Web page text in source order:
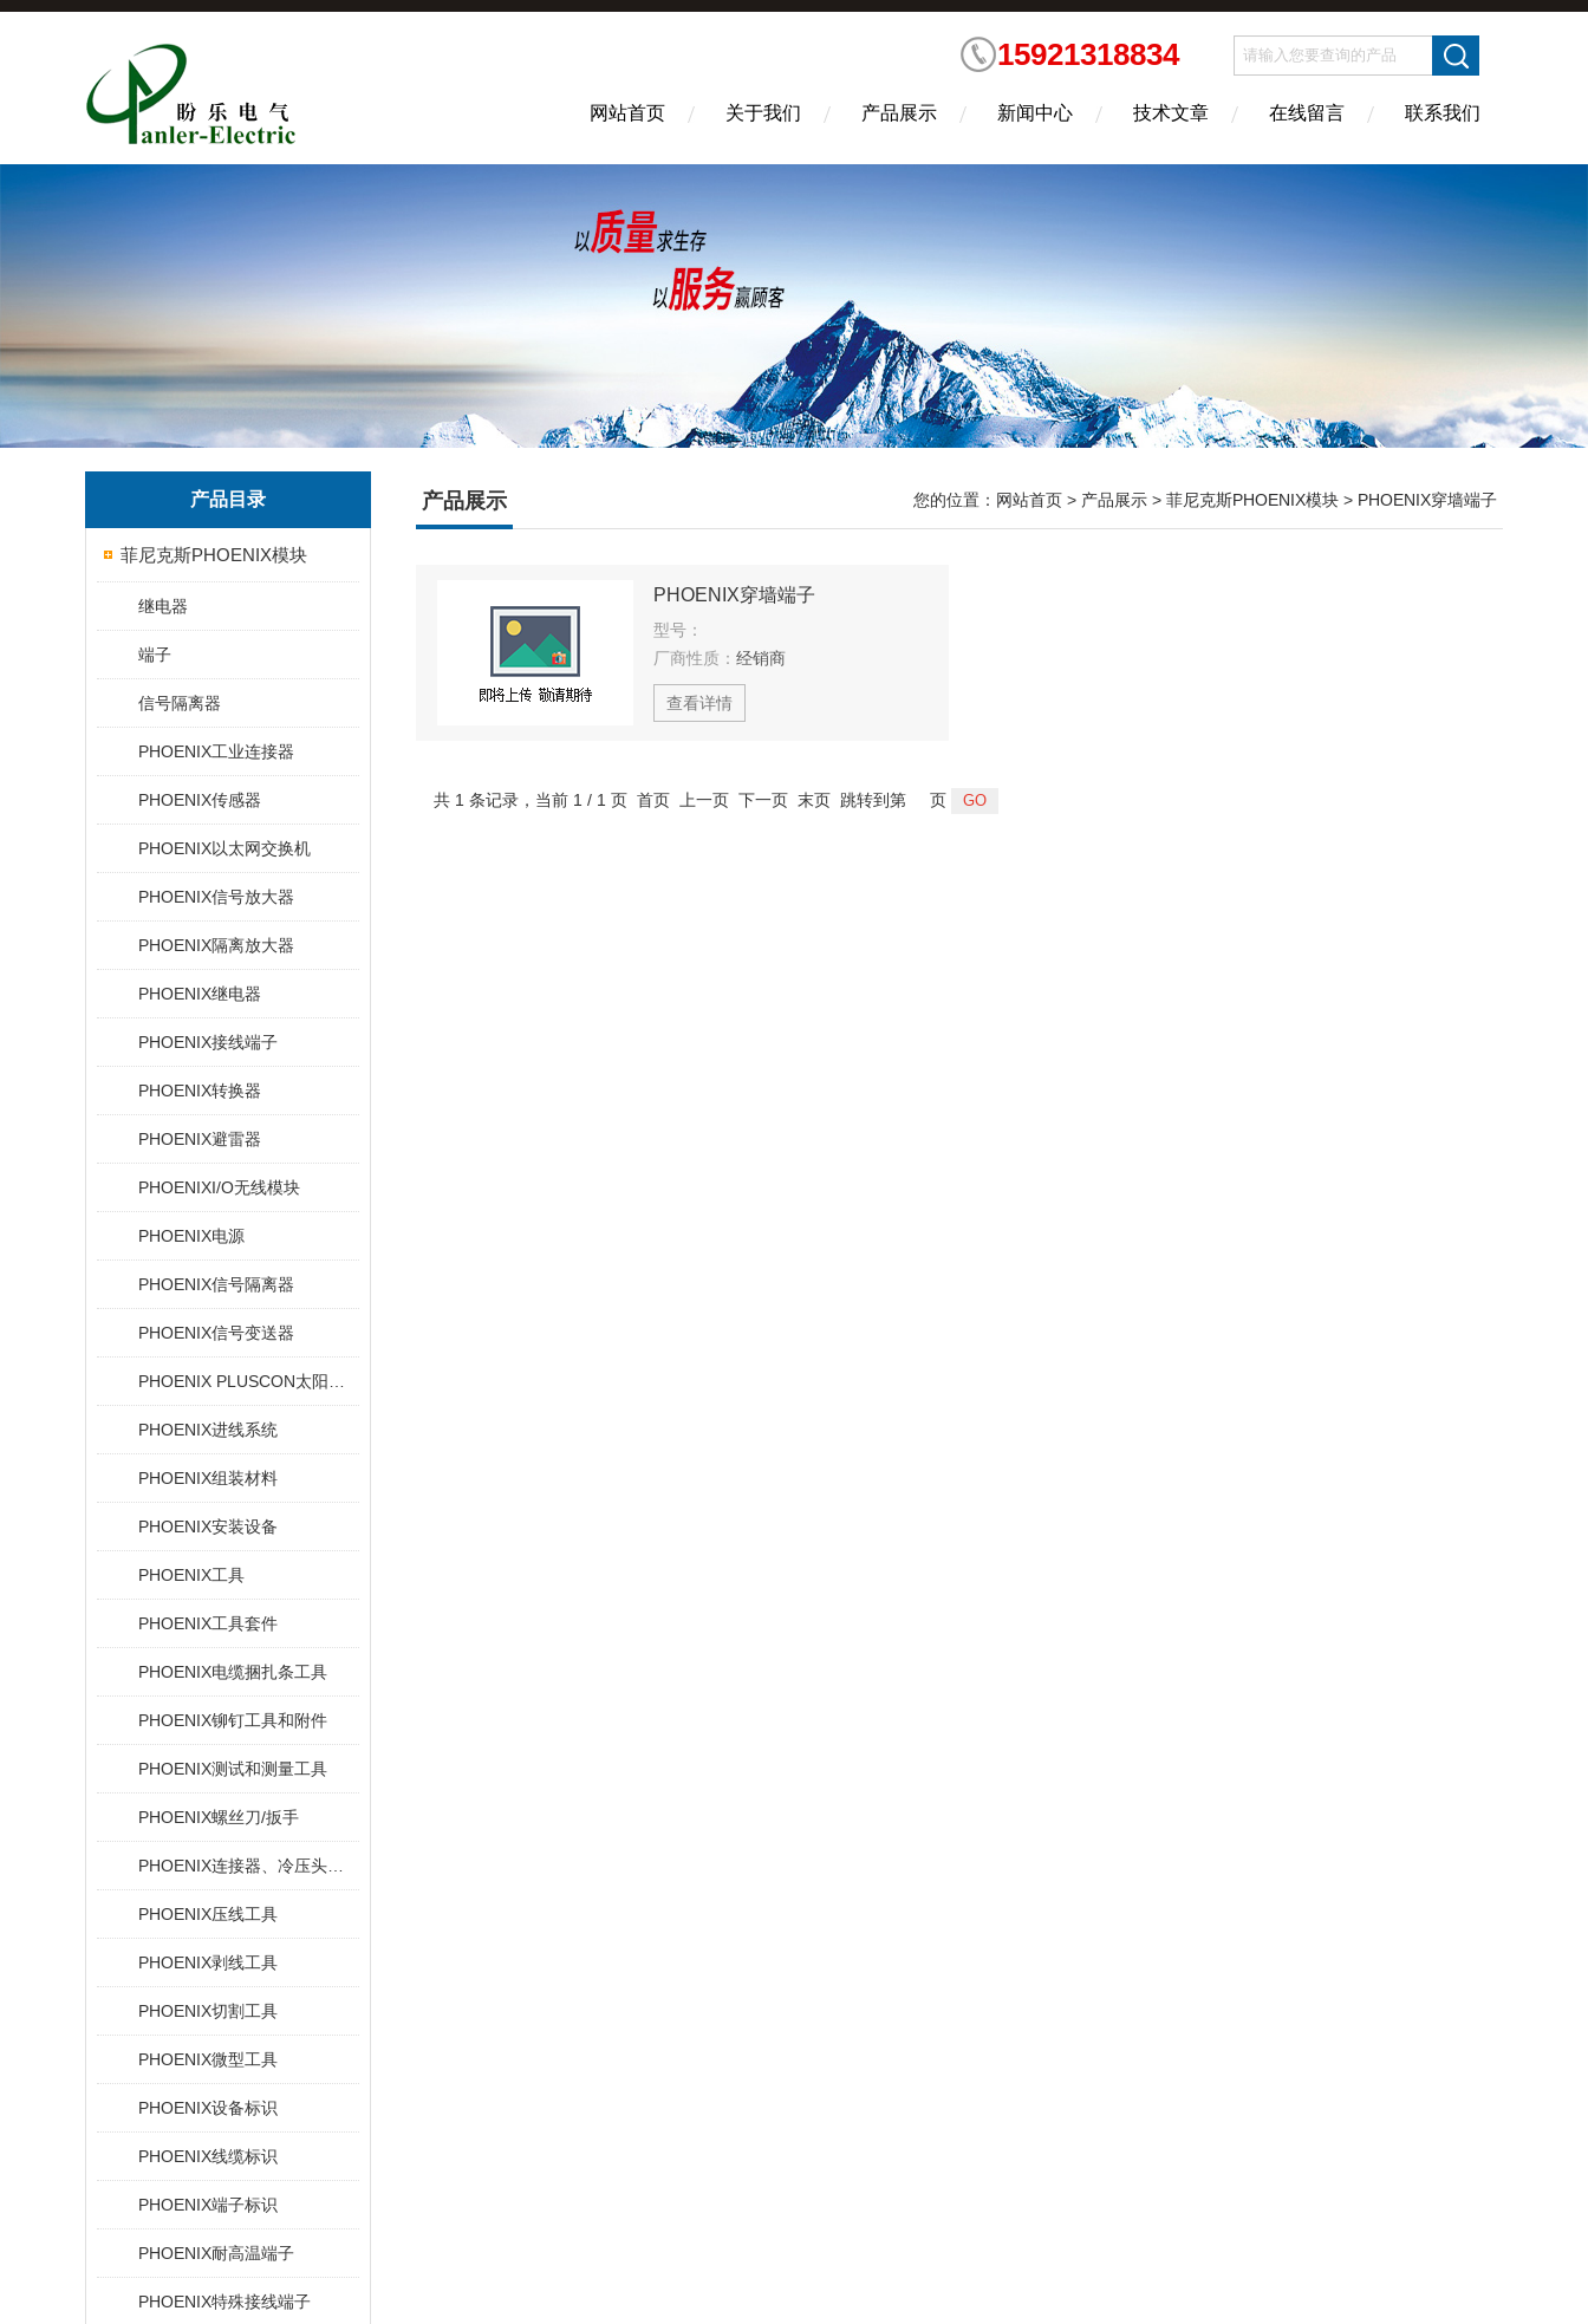
15921318834
网站首页 关于我们 产品展示 新闻中心 技术文章 在线留言 联系我们
产品目录
菲尼克斯PHOENIX模块
继电器
端子
信号隔离器
PHOENIX工业连接器
PHOENIX传感器
PHOENIX以太网交换机
PHOENIX信号放大器
PHOENIX隔离放大器
PHOENIX继电器
PHOENIX接线端子
PHOENIX转换器
PHOENIX避雷器
PHOENIXI/O无线模块
PHOENIX电源
PHOENIX信号隔离器
PHOENIX信号变送器
PHOENIX进线系统
PHOENIX组装材料
PHOENIX安装设备
PHOENIX工具
PHOENIX工具套件
PHOENIX电缆捆扎条工具
PHOENIX铆钉工具和附件
PHOENIX测试和测量工具
PHOENIX螺丝刀/扳手
PHOENIX压线工具
PHOENIX剥线工具
PHOENIX切割工具
PHOENIX微型工具
PHOENIX设备标识
PHOENIX线缆标识
PHOENIX端子标识
PHOENIX耐高温端子
PHOENIX特殊接线端子
产品展示 您的位置： 网站首页 > 产品展示 > 菲尼克斯PHOENIX模块 > PHOENIX穿墙端子
PHOENIX穿墙端子
型号：
厂商性质： 经销商
查看详情
共 1 条记录，当前 1 / 1 页 首页 上一页 下一页 末页 跳转到第 页